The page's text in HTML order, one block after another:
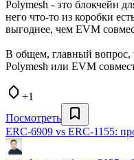
Polymesh - это блокчейн
него что-то из коробки
выгоднее, чем EVM
В общем, главный вопрос,
Polymesh или EVM
+1
Посмотреть
ERC-6909 vs ERC-1155: